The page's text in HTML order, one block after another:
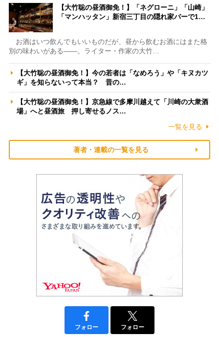
【大竹聡の昼酒御免！】「ネグローニ」「山崎」
「マンハッタン」新宿三丁目の隠れ家バーで1…
お酒はいつ飲んでもいいものだが、昼から飲むお酒にはまた格
別の味わいがある――。ライター・作家の大竹…
【大竹聡の昼酒御免！】今の若者は「なめろう」や「キヌカツ
ギ」を知らないって本当？ 昔の…
【大竹聡の昼酒御免！】京急線で多摩川越えて「川崎の大衆酒
場」へと昼酒旅 押し寄せるノス…
一覧を見る
著者・連載の一覧を見る
フォロー フォロー